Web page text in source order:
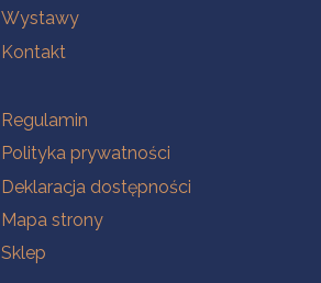
Wystawy
Kontakt
Na skróty
Regulamin
Polityka prywatności
Deklaracja dostępności
Mapa strony
Sklep